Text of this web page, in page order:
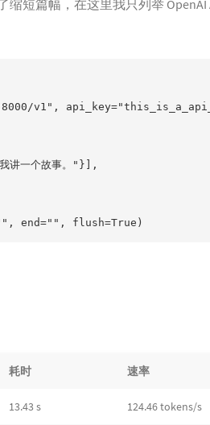
短篇幅，在这里我只列举 OpenAI
v1",
一个故事。"}],
end="", flush=True)
耗时 速率
13.43 s 124.46 tokens/s